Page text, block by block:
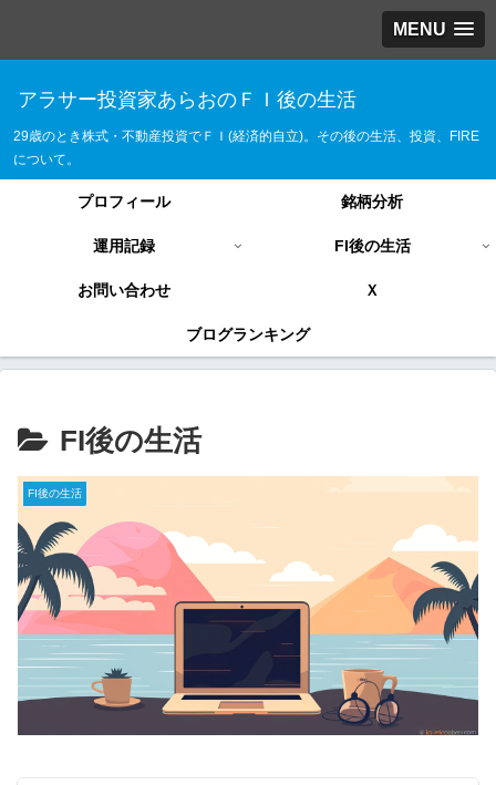
MENU
アラサー投資家あらおのＦＩ後の生活
29歳のとき株式・不動産投資でＦＩ(経済的自立)。その後の生活、投資、FIRE
について。
プロフィール 銘柄分析
運用記録 FI後の生活
お問い合わせ Ｘ
ブログランキング
FI後の生活
FI後の生活